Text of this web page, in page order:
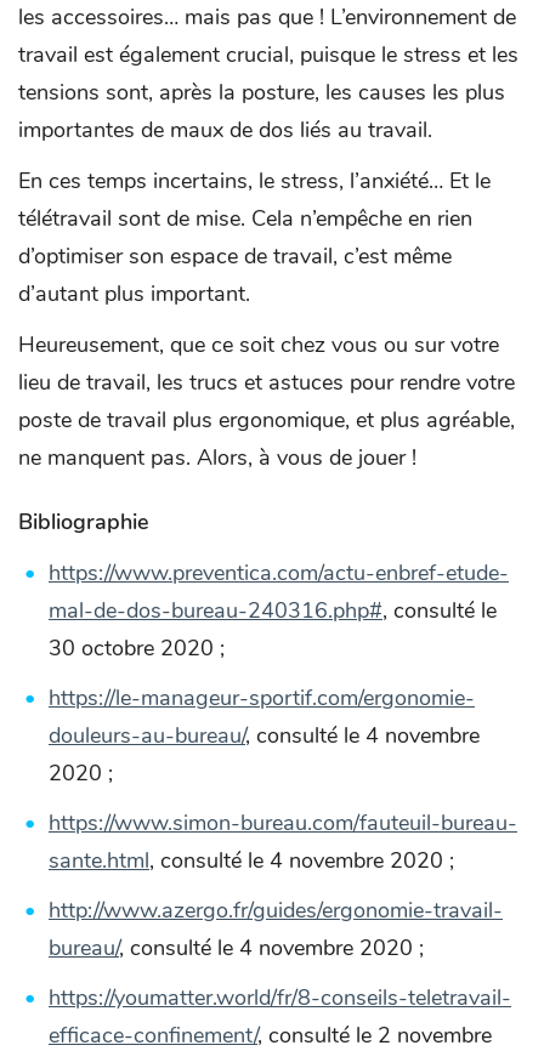
les accessoires… mais pas que ! L’environnement de
travail est également crucial, puisque le stress et les
tensions sont, après la posture, les causes les plus
importantes de maux de dos liés au travail.
En ces temps incertains, le stress, l’anxiété… Et le
télétravail sont de mise. Cela n’empêche en rien
d’optimiser son espace de travail, c’est même
d’autant plus important.
Heureusement, que ce soit chez vous ou sur votre
lieu de travail, les trucs et astuces pour rendre votre
poste de travail plus ergonomique, et plus agréable,
ne manquent pas. Alors, à vous de jouer !
Bibliographie
https://www.preventica.com/actu-enbref-etude-
mal-de-dos-bureau-240316.php#, consulté le
30 octobre 2020 ;
https://le-manageur-sportif.com/ergonomie-
douleurs-au-bureau/, consulté le 4 novembre
2020 ;
https://www.simon-bureau.com/fauteuil-bureau-
sante.html, consulté le 4 novembre 2020 ;
http://www.azergo.fr/guides/ergonomie-travail-
bureau/, consulté le 4 novembre 2020 ;
https://youmatter.world/fr/8-conseils-teletravail-
efficace-confinement/, consulté le 2 novembre